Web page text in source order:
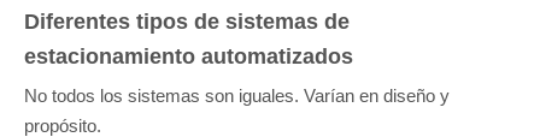
Diferentes tipos de sistemas de
estacionamiento automatizados
No todos los sistemas son iguales. Varían en diseño y
propósito.